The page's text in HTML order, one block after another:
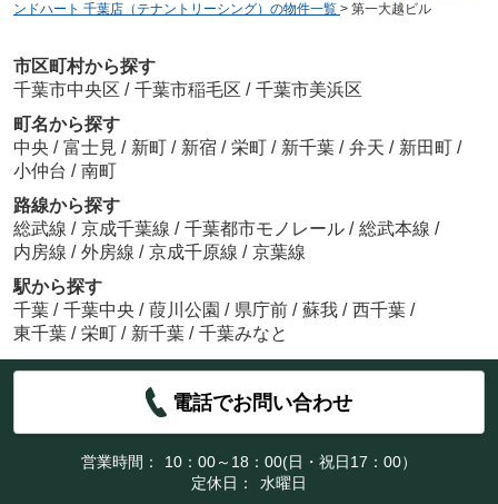
ンドハート 千葉店（テナントリーシング）の物件一覧 > 第一大越ビル
市区町村から探す
千葉市中央区 / 千葉市稲毛区 / 千葉市美浜区
町名から探す
中央 / 富士見 / 新町 / 新宿 / 栄町 / 新千葉 / 弁天 / 新田町 /
小仲台 / 南町
路線から探す
総武線 / 京成千葉線 / 千葉都市モノレール / 総武本線 /
内房線 / 外房線 / 京成千原線 / 京葉線
駅から探す
千葉 / 千葉中央 / 葭川公園 / 県庁前 / 蘇我 / 西千葉 /
東千葉 / 栄町 / 新千葉 / 千葉みなと
電話でお問い合わせ
営業時間：
10：00～18：00(日・祝日17：00）
定休日：
水曜日